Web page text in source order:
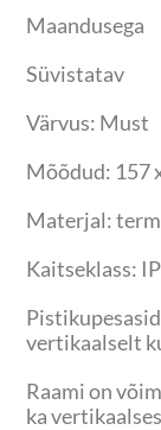
Maandusega
Süvistatav
Värvus: Must
Mõõdud: 157
Materjal:
Kaitseklass:
vertikaalselt
Raami on
ka